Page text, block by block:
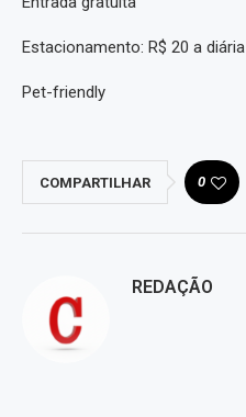
Estacionamento: R$ 20 a diária
Pet-friendly
COMPARTILHAR 0
REDAÇÃO